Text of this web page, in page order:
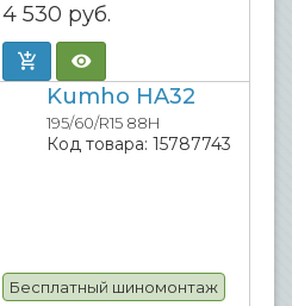
4 530 руб.
Kumho HA32
195/60/R15 88H
Код товара: 15787743
Бесплатный шиномонтаж